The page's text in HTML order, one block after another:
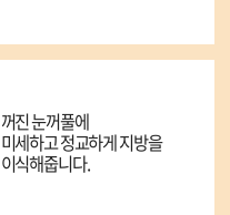
꺼진 눈꺼풀에
미세하고 정교하게 지방을
이식해줍니다.